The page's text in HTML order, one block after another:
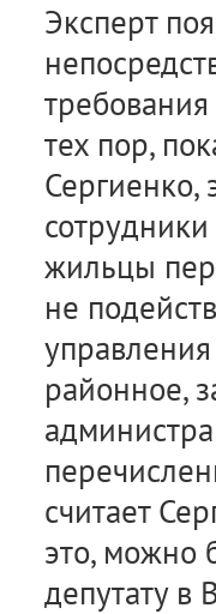
Эксперт
тех пор,
Сергиенко,
жильцы
не
районное,
считает
это, можно
депутату в